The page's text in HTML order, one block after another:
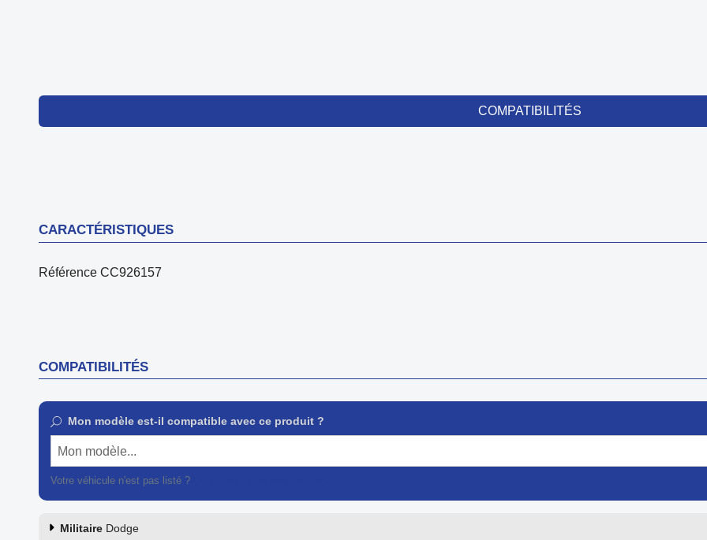
COMPATIBILITÉS
CARACTÉRISTIQUES
Référence CC926157
COMPATIBILITÉS
Mon modèle est-il compatible avec ce produit ?
Mon modèle...
Votre véhicule n'est pas listé ?
Militaire Dodge